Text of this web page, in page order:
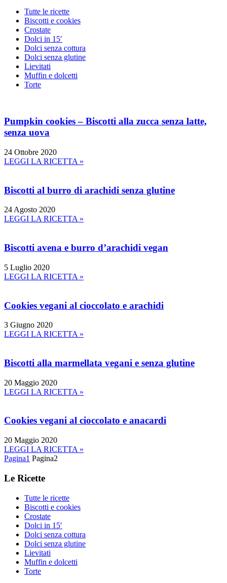
Tutte le ricette
Biscotti e cookies
Crostate
Dolci in 15′
Dolci senza cottura
Dolci senza glutine
Lievitati
Muffin e dolcetti
Torte
Pumpkin cookies – Biscotti alla zucca senza latte,
senza uova
24 Ottobre 2020
LEGGI LA RICETTA »
Biscotti al burro di arachidi senza glutine
24 Agosto 2020
LEGGI LA RICETTA »
Biscotti avena e burro d’arachidi vegan
5 Luglio 2020
LEGGI LA RICETTA »
Cookies vegani al cioccolato e arachidi
3 Giugno 2020
LEGGI LA RICETTA »
Biscotti alla marmellata vegani e senza glutine
20 Maggio 2020
LEGGI LA RICETTA »
Cookies vegani al cioccolato e anacardi
20 Maggio 2020
LEGGI LA RICETTA »
Pagina1 Pagina2
Le Ricette
Tutte le ricette
Biscotti e cookies
Crostate
Dolci in 15′
Dolci senza cottura
Dolci senza glutine
Lievitati
Muffin e dolcetti
Torte